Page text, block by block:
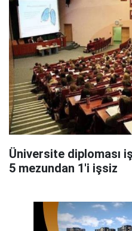
Üniversite diploması
5 mezundan 1'i işsiz